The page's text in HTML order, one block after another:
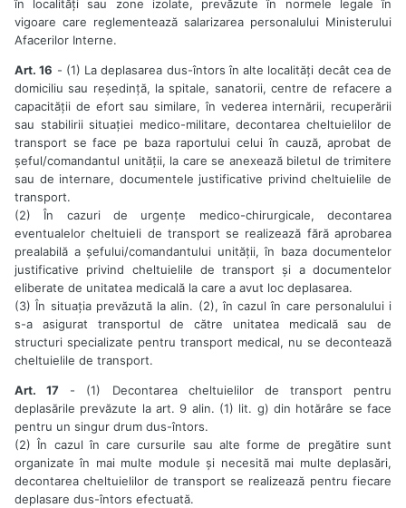
în localități sau zone izolate, prevăzute în normele legale în
vigoare care reglementează salarizarea personalului Ministerului
Afacerilor Interne.
Art. 16 - (1) La deplasarea dus-întors în alte localități decât cea de
domiciliu sau reședință, la spitale, sanatorii, centre de refacere a
capacității de efort sau similare, în vederea internării, recuperării
sau stabilirii situației medico-militare, decontarea cheltuielilor de
transport se face pe baza raportului celui în cauză, aprobat de
șeful/comandantul unității, la care se anexează biletul de trimitere
sau de internare, documentele justificative privind cheltuielile de
transport.
(2) În cazuri de urgențe medico-chirurgicale, decontarea
eventualelor cheltuieli de transport se realizează fără aprobarea
prealabilă a șefului/comandantului unității, în baza documentelor
justificative privind cheltuielile de transport și a documentelor
eliberate de unitatea medicală la care a avut loc deplasarea.
(3) În situația prevăzută la alin. (2), în cazul în care personalului i
s-a asigurat transportul de către unitatea medicală sau de
structuri specializate pentru transport medical, nu se decontează
cheltuielile de transport.
Art. 17 - (1) Decontarea cheltuielilor de transport pentru
deplasările prevăzute la art. 9 alin. (1) lit. g) din hotărâre se face
pentru un singur drum dus-întors.
(2) În cazul în care cursurile sau alte forme de pregătire sunt
organizate în mai multe module și necesită mai multe deplasări,
decontarea cheltuielilor de transport se realizează pentru fiecare
deplasare dus-întors efectuată.